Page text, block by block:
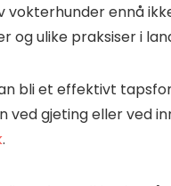
vokterhunder ennå
og ulike praksiser i
bli et effektivt
ved gjeting eller ved
.